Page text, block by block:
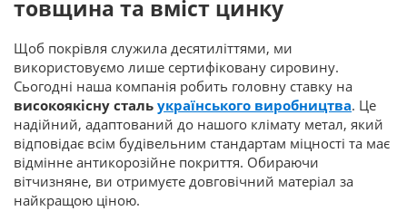
товщина та вміст цинку
Щоб покрівля служила десятиліттями, ми
використовуємо лише сертифіковану сировину.
Сьогодні наша компанія робить головну ставку на
високоякісну сталь українського виробництва. Це
надійний, адаптований до нашого клімату метал, який
відповідає всім будівельним стандартам міцності та має
відмінне антикорозійне покриття. Обираючи
вітчизняне, ви отримуєте довговічний матеріал за
найкращою ціною.